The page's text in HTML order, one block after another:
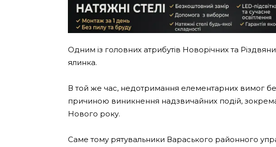
Одним із головних атрибутів Новорічних та
ялинка.
В той же час, недотримання елементарних вимог
причиною виникнення надзвичайних подій,
Нового року.
Саме тому рятувальники Вараського районного